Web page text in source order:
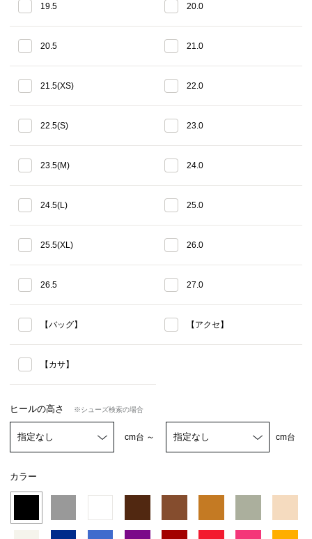
19.5 20.0
20.5 21.0
21.5(XS) 22.0
22.5(S) 23.0
23.5(M) 24.0
24.5(L) 25.0
25.5(XL) 26.0
26.5 27.0
【バッグ】 【アクセ】
【カサ】
ヒールの高さ ※シューズ検索の場合
cm台 ～ cm台
カラー